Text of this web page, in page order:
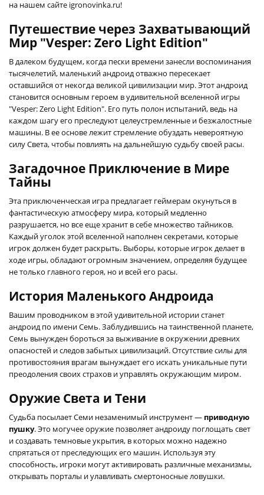
на нашем сайте igronovinka.ru!
Путешествие через Захватывающий
Мир "Vesper: Zero Light Edition"
В далеком будущем, когда пески времени занесли воспоминания
тысячелетий, маленький андроид отважно пересекает
оставшийся от некогда великой цивилизации мир. Этот андроид
становится основным героем в удивительной вселенной игры
"Vesper: Zero Light Edition". Его путь полон испытаний, ведь на
каждом шагу его преследуют целеустремленные и безжалостные
машины. В ее основе лежит стремление обуздать невероятную
силу Света, чтобы повлиять на дальнейшую судьбу своей расы.
Загадочное Приключение в Мире
Тайны
Эта приключенческая игра предлагает геймерам окунуться в
фантастическую атмосферу мира, который медленно
разрушается, но все еще хранит в себе множество тайников.
Каждый уголок этой вселенной наполнен секретами, которые
игрок должен будет раскрыть. Выборы, которые игрок делает в
ходе игры, обладают огромным значением, определяя будущее
не только главного героя, но и всей его расы.
История Маленького Андроида
Вашим проводником в этой удивительной истории станет
андроид по имени Семь. Заблудившись на таинственной планете,
Семь вынужден бороться за выживание в окружении древних
опасностей и следов забытых цивилизаций. Отсутствие силы для
противостояния врагам вынуждает его искать уникальные пути
преодоления своих страхов и управлять окружающим миром.
Оружие Света и Тени
Судьба посылает Семи незаменимый инструмент — приводную
пушку. Это могучее оружие позволяет андроиду поглощать свет
и создавать темновые укрытия, в которых можно надежно
спрятаться от преследующих его машин. Используя эту
способность, игроки могут активировать различные механизмы,
открывать порталы и улавливать смертоносные ловушки.